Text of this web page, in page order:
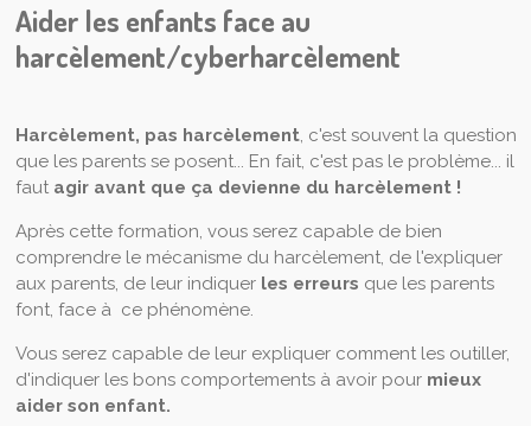
Aider les enfants face au
harcèlement/cyberharcèlement
Harcèlement, pas harcèlement, c'est souvent la question
que les parents se posent... En fait, c'est pas le problème... il
faut agir avant que ça devienne du harcèlement !
Après cette formation, vous serez capable de bien
comprendre le mécanisme du harcèlement, de l'expliquer
aux parents, de leur indiquer les erreurs que les parents
font, face à ce phénomène.
Vous serez capable de leur expliquer comment les outiller,
d'indiquer les bons comportements à avoir pour mieux
aider son enfant.